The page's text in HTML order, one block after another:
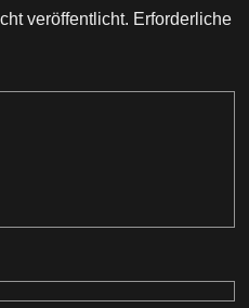
veröffentlicht. Erforderliche